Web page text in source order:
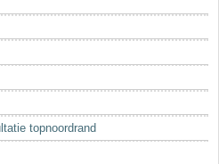
topnoordrand